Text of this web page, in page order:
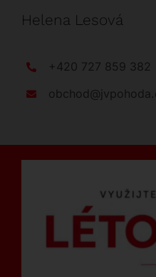
Helena Lesová
+420 727 859 382